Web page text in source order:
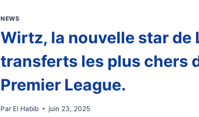
NEWS
Wirtz, la nouvelle star de
transferts les plus chers
Premier League.
Par El Habib juin 23, 2025